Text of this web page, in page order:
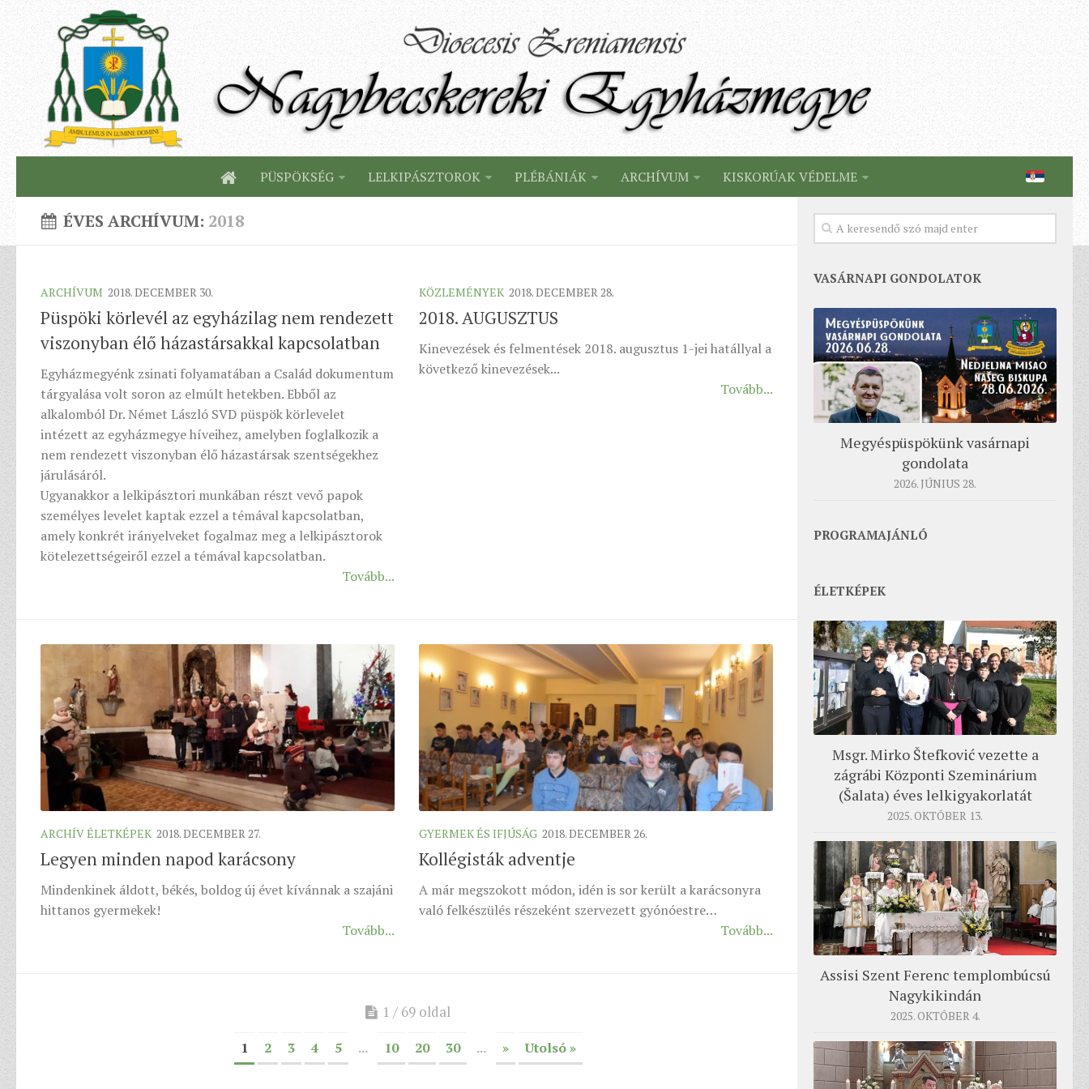
PÜSPÖKSÉG LELKIPÁSZTOROK PLÉBÁNIÁK ARCHÍVUM KISKORÚAK VÉDELME
ÉVES ARCHÍVUM: 2018
ARCHÍVUM 2018. DECEMBER 30.
Püspöki körlevél az egyházilag nem rendezett
viszonyban élő házastársakkal kapcsolatban
Egyházmegyénk zsinati folyamatában a Család dokumentum
tárgyalása volt soron az elmúlt hetekben. Ebből az
alkalomból Dr. Német László SVD püspök körlevelet
intézett az egyházmegye híveihez, amelyben foglalkozik a
nem rendezett viszonyban élő házastársak szentségekhez
járulásáról.
Ugyanakkor a lelkipásztori munkában részt vevő papok
személyes levelet kaptak ezzel a témával kapcsolatban,
amely konkrét irányelveket fogalmaz meg a lelkipásztorok
kötelezettségeiről ezzel a témával kapcsolatban.
Tovább...
KÖZLEMÉNYEK 2018. DECEMBER 28.
2018. AUGUSZTUS
Kinevezések és felmentések 2018. augusztus 1-jei hatállyal a
következő kinevezések...
Tovább...
ARCHÍV ÉLETKÉPEK 2018. DECEMBER 27.
Legyen minden napod karácsony
Mindenkinek áldott, békés, boldog új évet kívánnak a szajáni
hittanos gyermekek!
Tovább...
GYERMEK ÉS IFJÚSÁG 2018. DECEMBER 26.
Kollégisták adventje
A már megszokott módon, idén is sor került a karácsonyra
való felkészülés részeként szervezett gyónóestre…
Tovább...
1 / 69 oldal
1 2 3 4 5 ... 10 20 30 ... » Utolsó »
VASÁRNAPI GONDOLATOK
Megyéspüspökünk vasárnapi
gondolata
2026. JÚNIUS 28.
PROGRAMAJÁNLÓ
ÉLETKÉPEK
Msgr. Mirko Štefković vezette a
zágrábi Központi Szeminárium
(Šalata) éves lelkigyakorlatát
2025. OKTÓBER 13.
Assisi Szent Ferenc templombúcsú
Nagykikindán
2025. OKTÓBER 4.